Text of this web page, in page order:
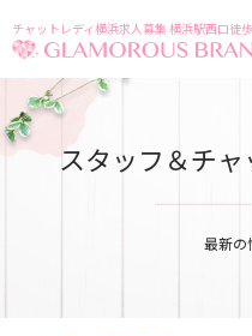
チャットレディ横浜求人募集 横浜駅西口徒
スタッフ＆チ
最新の